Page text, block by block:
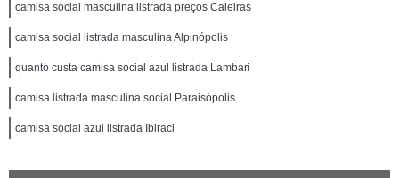
camisa social masculina listrada preços Caieiras
camisa social listrada masculina Alpinópolis
quanto custa camisa social azul listrada Lambari
camisa listrada masculina social Paraisópolis
camisa social azul listrada Ibiraci